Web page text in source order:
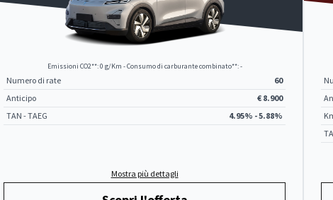
Emissioni CO2**: 0 g/Km - Consumo di carburante combinato**: -
Numero di rate
60
Anticipo
€ 8.900
TAN - TAEG
4.95% - 5.88%
Mostra più dettagli